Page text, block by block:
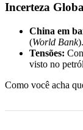
Incerteza
China em
(World Bank
Tensões:
visto no
Como você acha